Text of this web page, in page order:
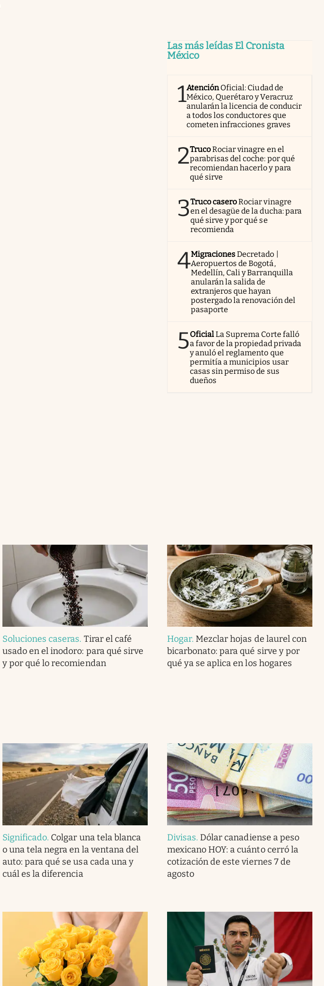
Las más leídas El Cronista
México
1AtenciónOficial: Ciudad de
México, Querétaro y Veracruz
anularán la licencia de conducir
a todos los conductores que
cometen infracciones graves
2TrucoRociar vinagre en el
parabrisas del coche: por qué
recomiendan hacerlo y para
qué sirve
3Truco caseroRociar vinagre
en el desagüe de la ducha: para
qué sirve y por qué se
recomienda
4MigracionesDecretado |
Aeropuertos de Bogotá,
Medellín, Cali y Barranquilla
anularán la salida de
extranjeros que hayan
postergado la renovación del
pasaporte
5OficialLa Suprema Corte falló
a favor de la propiedad privada
y anuló el reglamento que
permitía a municipios usar
casas sin permiso de sus
dueños
Soluciones caseras. Tirar el café
usado en el inodoro: para qué sirve
y por qué lo recomiendan
Hogar. Mezclar hojas de laurel con
bicarbonato: para qué sirve y por
qué ya se aplica en los hogares
Significado. Colgar una tela blanca
o una tela negra en la ventana del
auto: para qué se usa cada una y
cuál es la diferencia
Divisas. Dólar canadiense a peso
mexicano HOY: a cuánto cerró la
cotización de este viernes 7 de
agosto